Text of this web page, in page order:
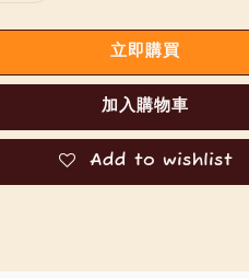
立即購買
加入購物車
Add to wishlist